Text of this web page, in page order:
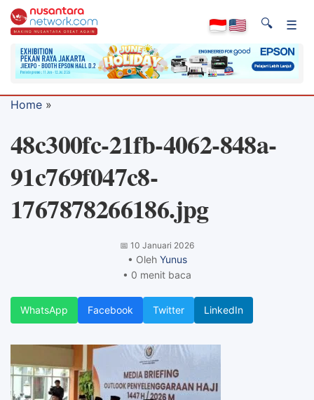
🔍 ☰
Home »
48c300fc-21fb-4062-848a-
91c769f047c8-
1767878266186.jpg
📅 10 Januari 2026
• Oleh Yunus
• 0 menit baca
WhatsApp Facebook Twitter LinkedIn